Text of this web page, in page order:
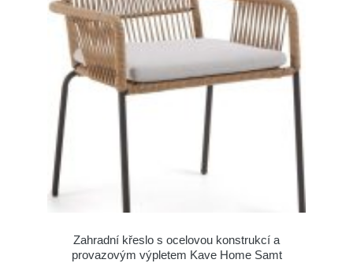
Zahradní křeslo s ocelovou konstrukcí a
provazovým výpletem Kave Home Samt